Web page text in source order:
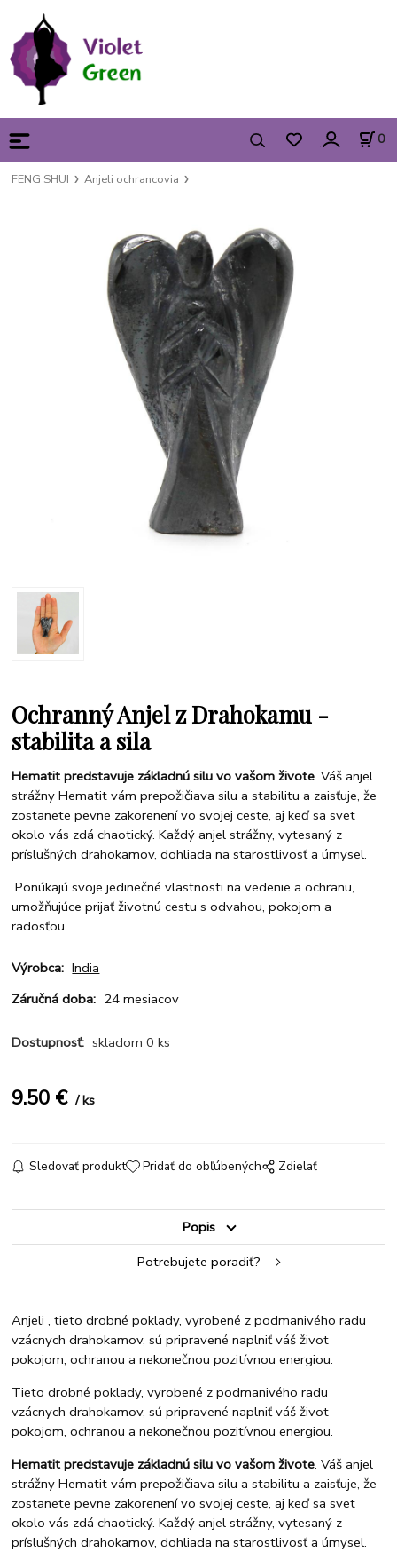
0
FENG SHUI Anjeli ochrancovia
Ochranný Anjel z Drahokamu -
stabilita a sila
Hematit predstavuje základnú silu vo vašom živote. Váš anjel
strážny Hematit vám prepožičiava silu a stabilitu a zaisťuje, že
zostanete pevne zakorenení vo svojej ceste, aj keď sa svet
okolo vás zdá chaotický. Každý anjel strážny, vytesaný z
príslušných drahokamov, dohliada na starostlivosť a úmysel.
Ponúkajú svoje jedinečné vlastnosti na vedenie a ochranu,
umožňujúce prijať životnú cestu s odvahou, pokojom a
radosťou.
Výrobca: India
Záručná doba: 24 mesiacov
Dostupnosť: skladom 0 ks
9.50 € ks
Sledovať produkt Pridať do obľúbených Zdielať
Popis
Potrebujete poradiť?
Anjeli , tieto drobné poklady, vyrobené z podmanivého radu
vzácnych drahokamov, sú pripravené naplniť váš život
pokojom, ochranou a nekonečnou pozitívnou energiou.
Tieto drobné poklady, vyrobené z podmanivého radu
vzácnych drahokamov, sú pripravené naplniť váš život
pokojom, ochranou a nekonečnou pozitívnou energiou.
Hematit predstavuje základnú silu vo vašom živote. Váš anjel
strážny Hematit vám prepožičiava silu a stabilitu a zaisťuje, že
zostanete pevne zakorenení vo svojej ceste, aj keď sa svet
okolo vás zdá chaotický. Každý anjel strážny, vytesaný z
príslušných drahokamov, dohliada na starostlivosť a úmysel.